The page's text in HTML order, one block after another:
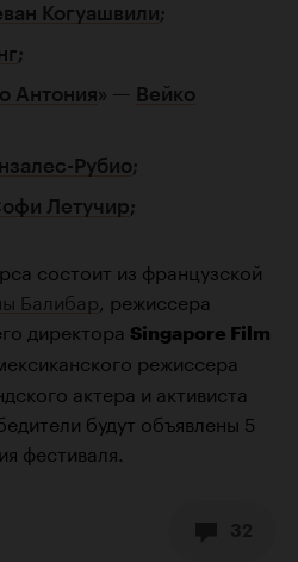
Когуашвили;
;
Антония» — Вейко
Рубио;
Летучир;
состоит из французской
Балибар, режиссера
директора Singapore Film
режиссера
актера и активиста
будут объявлены 5
фестиваля.